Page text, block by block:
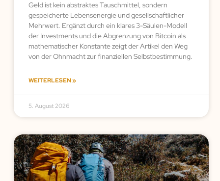
Geld ist kein abstraktes Tauschmittel, sondern
gespeicherte Lebensenergie und gesellschaftlicher
Mehrwert. Ergänzt durch ein klares 3-Säulen-Modell
der Investments und die Abgrenzung von Bitcoin als
mathematischer Konstante zeigt der Artikel den Weg
von der Ohnmacht zur finanziellen Selbstbestimmung.
WEITERLESEN »
5. August 2026